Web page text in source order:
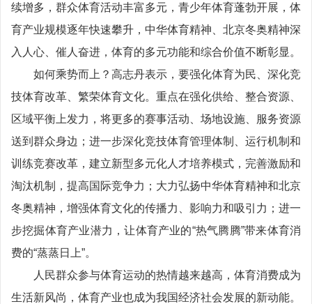
续增多，群众体育活动丰富多元，青少年体育蓬勃开展，体
育产业规模逐年快速攀升，中华体育精神、北京冬奥精神深
入人心、催人奋进，体育的多元功能和综合价值不断彰显。
如何乘势而上？高志丹表示，要强化体育为民、深化竞
技体育改革、繁荣体育文化。重点在强化供给、整合资源、
区域平衡上发力，将更多的赛事活动、场地设施、服务资源
送到群众身边；进一步深化竞技体育管理体制、运行机制和
训练竞赛改革，建立新型多元化人才培养模式，完善激励和
淘汰机制，提高国际竞争力；大力弘扬中华体育精神和北京
冬奥精神，增强体育文化的传播力、影响力和吸引力；进一
步挖掘体育产业潜力，让体育产业的“热气腾腾”带来体育消
费的“蒸蒸日上”。
人民群众参与体育运动的热情越来越高，体育消费成为
生活新风尚，体育产业也成为我国经济社会发展的新动能。